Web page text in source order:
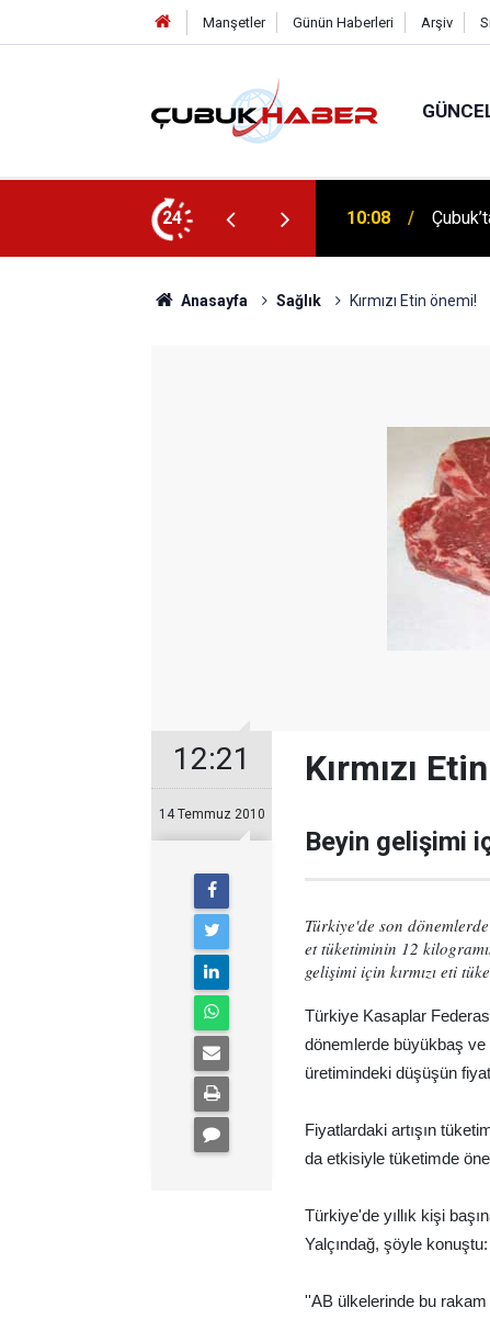
Manşetler Günün Haberleri Arşiv
24 12:06
Anasayfa Sağlık Kırmızı Etin önemi!
12:21
14 Temmuz 2010
Kırmızı
Beyin gelişimi
Türkiye'de son dönemlerde
et tüketiminin 12
gelişimi için kırmızı eti
Türkiye Kasaplar
dönemlerde büyükbaş ve
üretimindeki düşüşün
Fiyatlardaki artışın
da etkisiyle tüketimde
Türkiye'de yıllık kişi
Yalçındağ, şöyle konuştu:
''AB ülkelerinde bu